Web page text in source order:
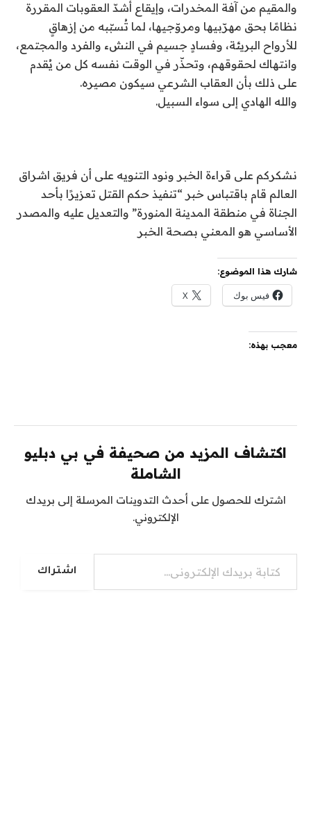
والمقيم من آفة المخدرات، وإيقاع أشدّ العقوبات المقررة
نظامًا بحق مهرّبيها ومروّجيها، لما تُسبّبه من إزهاقٍ
للأرواح البريئة، وفسادٍ جسيم في النشء والفرد والمجتمع،
وانتهاك لحقوقهم، وتحذّر في الوقت نفسه كل من يُقدم
على ذلك بأن العقاب الشرعي سيكون مصيره.
والله الهادي إلى سواء السبيل.
نشكركم على قراءة الخبر ونود التنويه على أن فريق اشراق
العالم قام باقتباس خبر “تنفيذ حكم القتل تعزيرًا بأحد
الجناة في منطقة المدينة المنورة” والتعديل عليه والمصدر
الأساسي هو المعني بصحة الخبر
شارك هذا الموضوع:
فيس بوك X
معجب بهذه:
اكتشاف المزيد من صحيفة في بي دبليو
الشاملة
اشترك للحصول على أحدث التدوينات المرسلة إلى بريدك
الإلكتروني.
كتابة بريدك الإلكتروني...
اشتراك